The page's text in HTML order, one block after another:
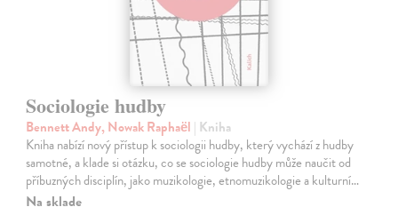
Sociologie hudby
Bennett Andy, Nowak Raphaël | Kniha
Kniha nabízí nový přístup k sociologii hudby, který vychází z hudby
samotné, a klade si otázku, co se sociologie hudby může naučit od
příbuzných disciplín, jako muzikologie, etnomuzikologie a kulturní…
Na sklade